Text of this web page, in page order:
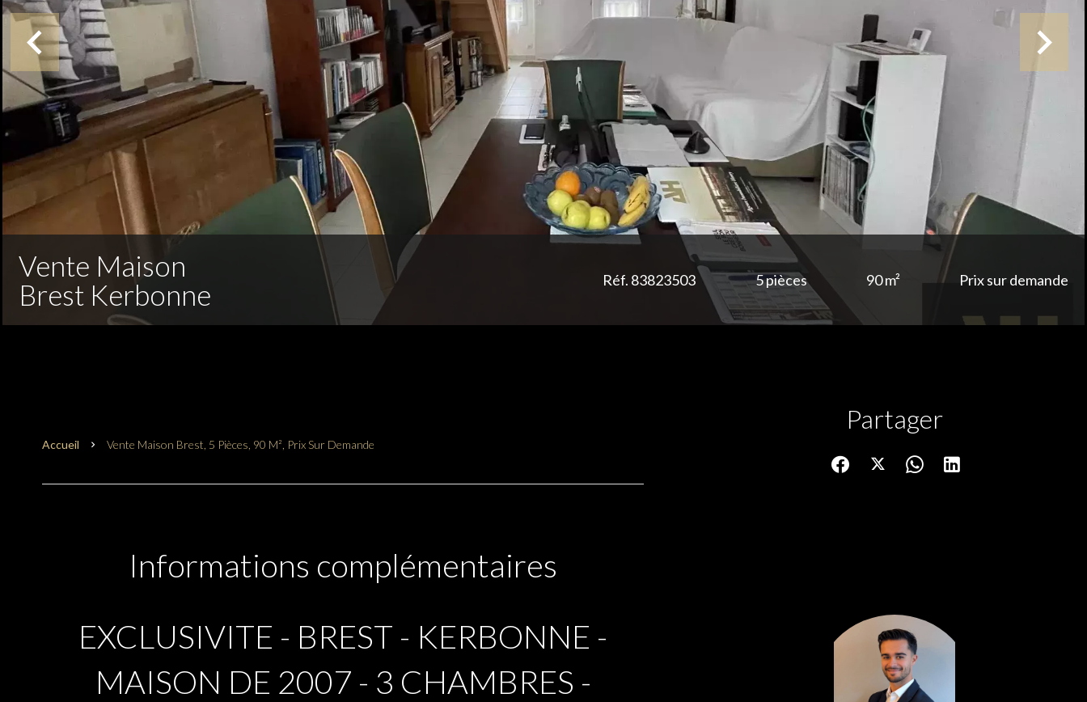
Vente Maison
Brest Kerbonne
Réf. 83823503 5 pièces 90 m² Prix sur demande
Accueil Vente Maison Brest, 5 Pièces, 90 M², Prix Sur Demande
Informations complémentaires
EXCLUSIVITE - BREST - KERBONNE -
MAISON DE 2007 - 3 CHAMBRES -
Partager